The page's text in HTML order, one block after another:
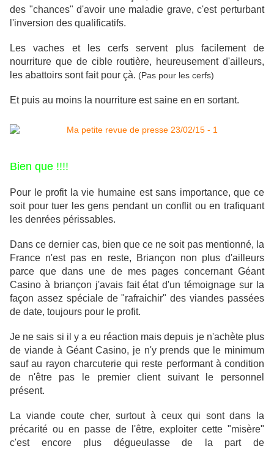
des "chances" d'avoir une maladie grave, c'est perturbant
l'inversion des qualificatifs.
Les vaches et les cerfs servent plus facilement de
nourriture que de cible routière, heureusement d'ailleurs,
les abattoirs sont fait pour çà. (Pas pour les cerfs)
Et puis au moins la nourriture est saine en en sortant.
Bien que !!!!
Pour le profit la vie humaine est sans importance, que ce
soit pour tuer les gens pendant un conflit ou en trafiquant
les denrées périssables.
Dans ce dernier cas, bien que ce ne soit pas mentionné, la
France n'est pas en reste, Briançon non plus d'ailleurs
parce que dans une de mes pages concernant Géant
Casino à briançon j'avais fait état d'un témoignage sur la
façon assez spéciale de "rafraichir" des viandes passées
de date, toujours pour le profit.
Je ne sais si il y a eu réaction mais depuis je n'achète plus
de viande à Géant Casino, je n'y prends que le minimum
sauf au rayon charcuterie qui reste performant à condition
de n'être pas le premier client suivant le personnel
présent.
La viande coute cher, surtout à ceux qui sont dans la
précarité ou en passe de l'être, exploiter cette "misère"
c'est encore plus dégueulasse de la part de